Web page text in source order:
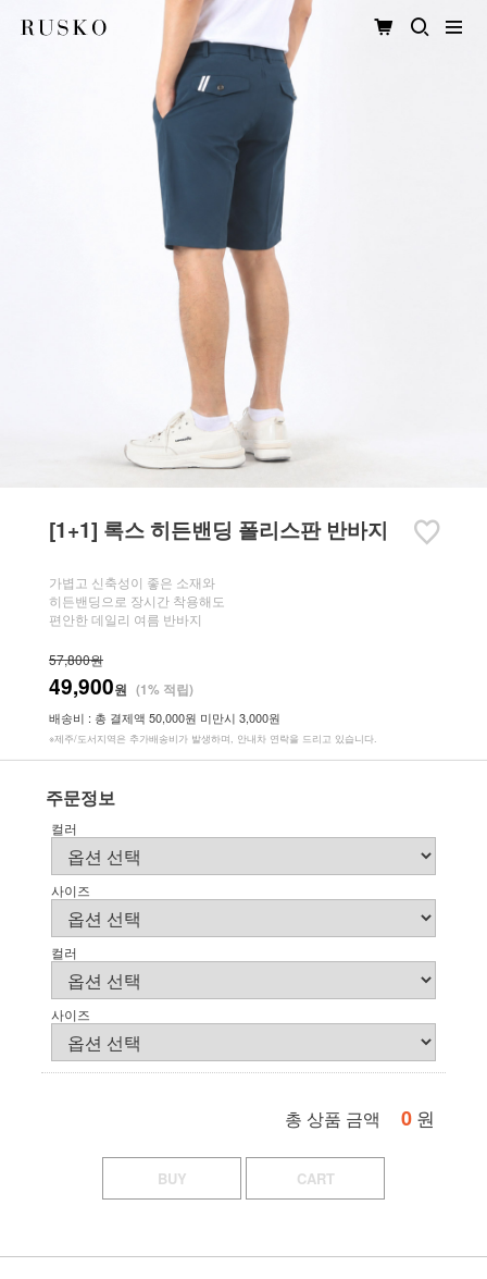
[1+1] 록스 히든밴딩 폴리스판 반바지
가볍고 신축성이 좋은 소재와
히든밴딩으로 장시간 착용해도
편안한 데일리 여름 반바지
57,800원
49,900원 (1% 적립)
배송비 : 총 결제액 50,000원 미만시 3,000원
※제주/도서지역은 추가배송비가 발생하며, 안내차 연락을 드리고 있습니다.
주문정보
컬러
사이즈
컬러
사이즈
총 상품 금액 0 원
BUY CART